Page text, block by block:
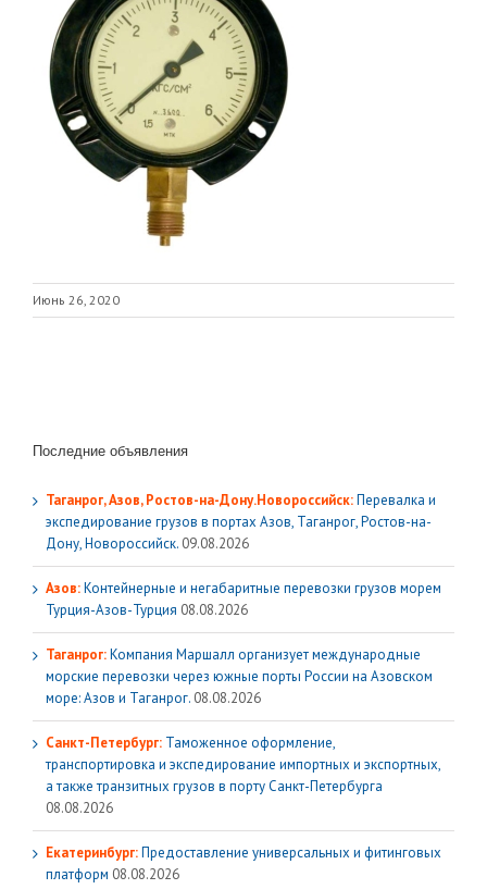
Июнь 26, 2020
Последние объявления
Таганрог, Азов, Ростов-на-Дону.Новороссийск:Перевалка и
экспедирование грузов в портах Азов, Таганрог, Ростов-на-
Дону, Новороссийск. 09.08.2026
Азов:Контейнерные и негабаритные перевозки грузов морем
Турция-Азов-Турция 08.08.2026
Таганрог:Компания Маршалл организует международные
морские перевозки через южные порты России на Азовском
море: Азов и Таганрог. 08.08.2026
Санкт-Петербург: Таможенное оформление,
транспортировка и экспедирование импортных и экспортных,
а также транзитных грузов в порту Санкт-Петербурга
08.08.2026
Екатеринбург:Предоставление универсальных и фитинговых
платформ 08.08.2026